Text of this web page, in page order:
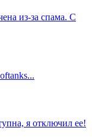
из-за спама. С
я отключил ее!